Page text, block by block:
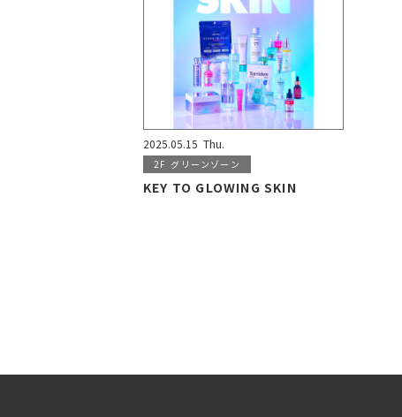
2025.05.15 Thu.
2F グリーンゾーン
KEY TO GLOWING SKIN